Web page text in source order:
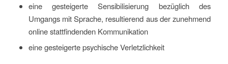
eine gesteigerte Sensibilisierung bezüglich des
Umgangs mit Sprache, resultierend aus der zunehmend
online stattfindenden Kommunikation
eine gesteigerte psychische Verletzlichkeit